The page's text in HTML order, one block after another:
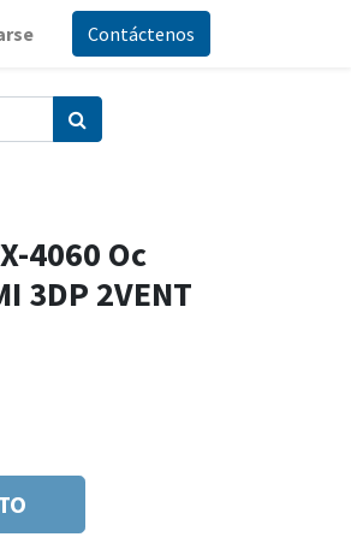
Contáctenos
4060 Oc
3DP 2VENT